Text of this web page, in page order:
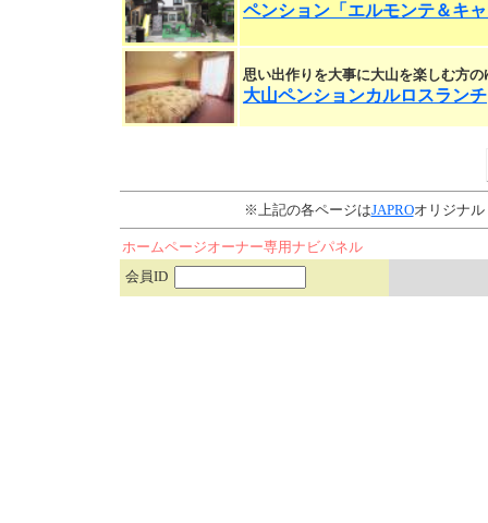
ペンション「エルモンテ＆キ
思い出作りを大事に大山を楽しむ方の
大山ペンションカルロスランチ
※上記の各ページはJAPROオリジナ
ホームページオーナー専用ナビパネル
会員ID